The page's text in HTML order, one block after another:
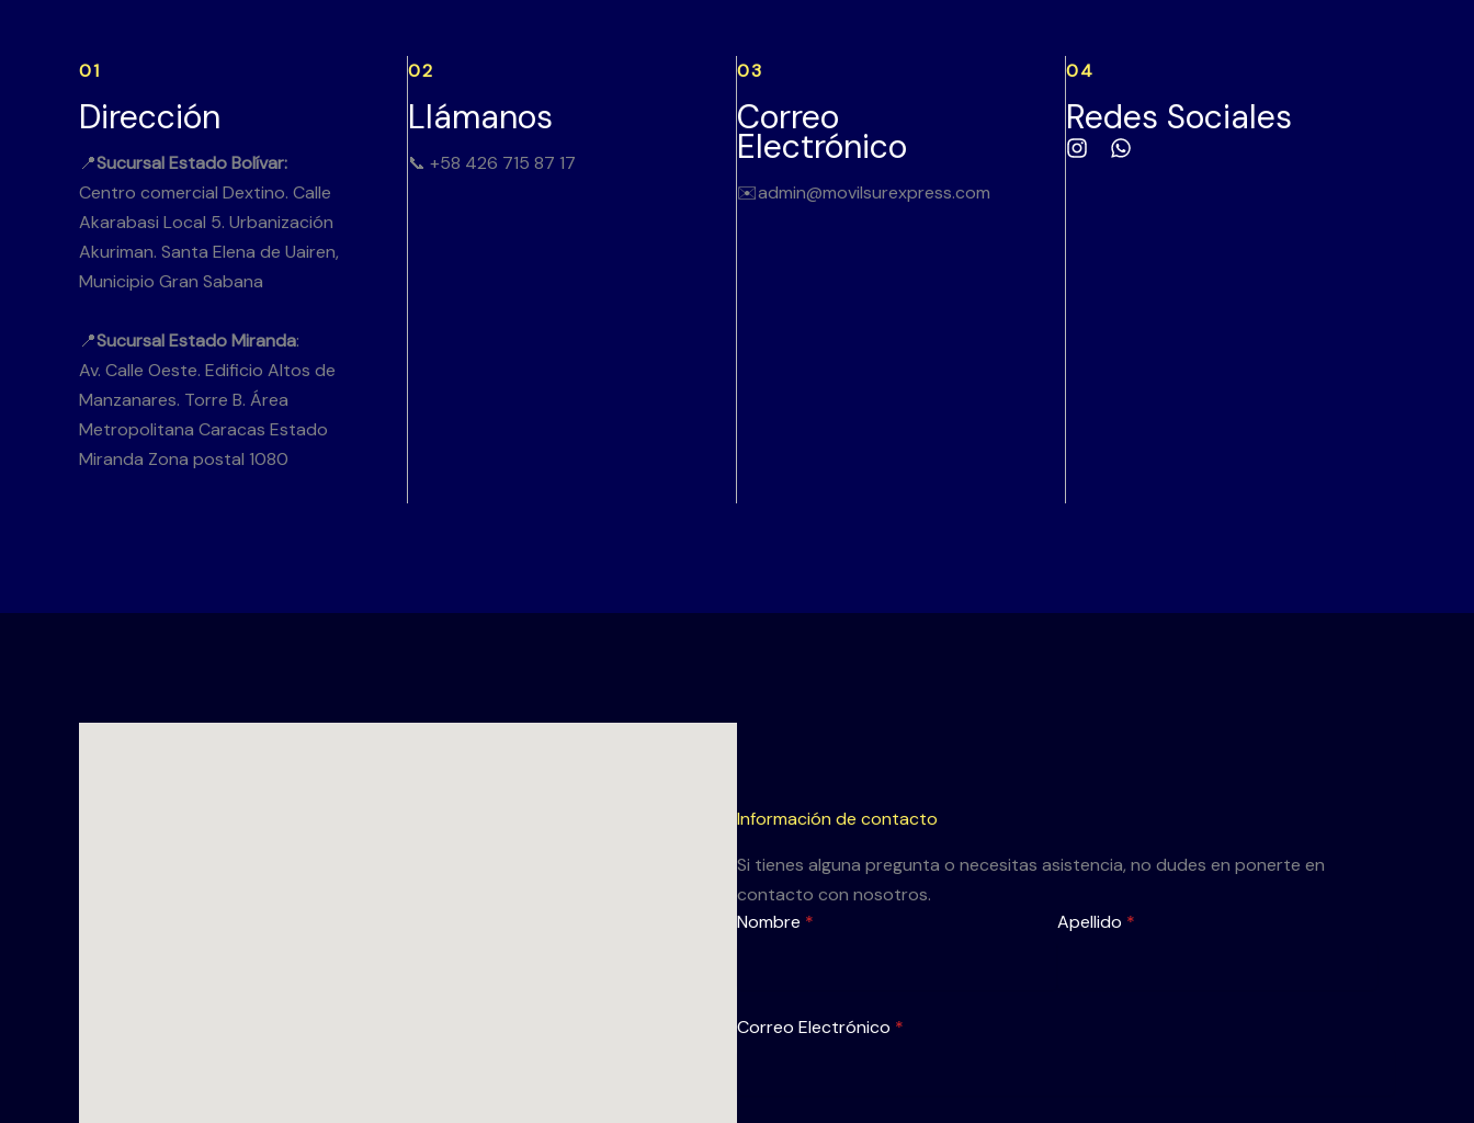
01
Dirección
📍Sucursal Estado Bolívar:
Centro comercial Dextino. Calle
Akarabasi Local 5. Urbanización
Akuriman. Santa Elena de Uairen,
Municipio Gran Sabana
📍Sucursal Estado Miranda:
Av. Calle Oeste. Edificio Altos de
Manzanares. Torre B. Área
Metropolitana Caracas Estado
Miranda Zona postal 1080
02
Llámanos
📞 +58 426 715 87 17
03
Correo
Electrónico
✉️admin@movilsurexpress.com
04
Redes Sociales
Información de contacto
Si tienes alguna pregunta o necesitas asistencia, no dudes en ponerte en
contacto con nosotros.
Nombre * Apellido *
Correo Electrónico *